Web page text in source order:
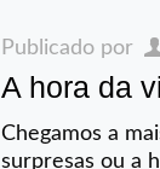
Publicado por
A hora da
Chegamos a
surpresas ou a